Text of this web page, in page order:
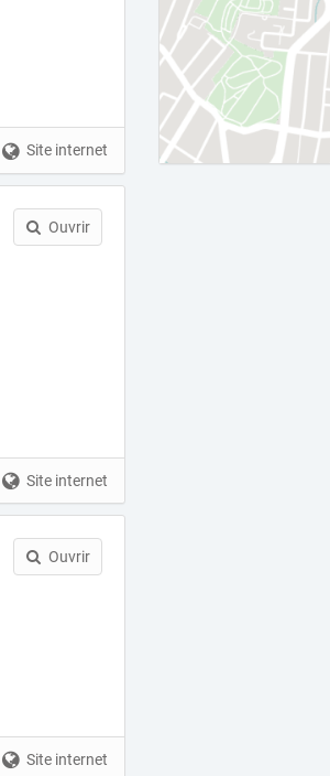
Site internet
Ouvrir
Site internet
Ouvrir
Site internet